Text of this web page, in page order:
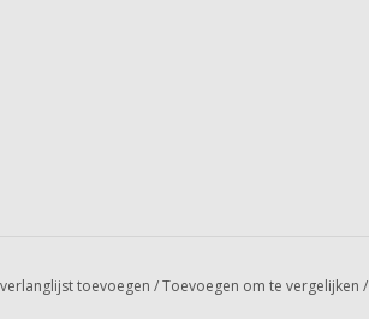
toevoegen /Toevoegen om te vergelijken /